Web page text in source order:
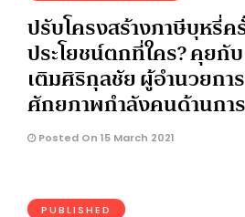
ปรับโครงสร้างภาษีบุหรี่
ประโยชน์ตกที่ใคร? คุย
เติมศิริกุลชัย ผู้อำนวยก
ศักยภาพกำลังคนด้านกา
Posted On 15 March 2021
PUBLISHED